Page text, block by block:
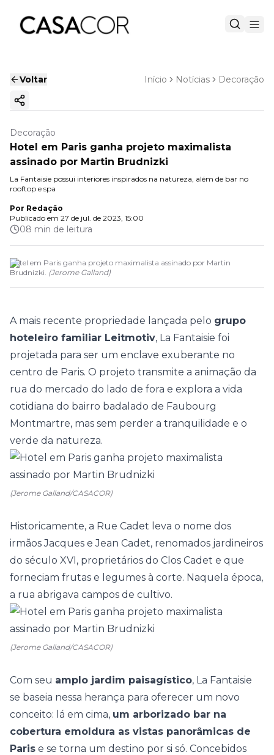
Voltar Início Notícias Decoração
Copiar link
Decoração
Hotel em Paris ganha projeto maximalista
assinado por Martin Brudnizki
La Fantaisie possui interiores inspirados na natureza, além de bar no
rooftop e spa
Por Redação
Publicado em 27 de jul. de 2023, 15:00
08 min de leitura
Hotel em Paris ganha projeto maximalista assinado por Martin
Brudnizki. (Jerome Galland)
A mais recente propriedade lançada pelo grupo
hoteleiro familiar Leitmotiv, La Fantaisie foi
projetada para ser um enclave exuberante no
centro de Paris. O projeto transmite a animação da
rua do mercado do lado de fora e explora a vida
cotidiana do bairro badalado de Faubourg
Montmartre, mas sem perder a tranquilidade e o
verde da natureza.
(Jerome Galland/CASACOR)
Historicamente, a Rue Cadet leva o nome dos
irmãos Jacques e Jean Cadet, renomados jardineiros
do século XVI, proprietários do Clos Cadet e que
forneciam frutas e legumes à corte. Naquela época,
a rua abrigava campos de cultivo.
(Jerome Galland/CASACOR)
Com seu amplo jardim paisagístico, La Fantaisie
se baseia nessa herança para oferecer um novo
conceito: lá em cima, um arborizado bar na
cobertura emoldura as vistas panorâmicas de
Paris e se torna um destino por si só. Concebidos